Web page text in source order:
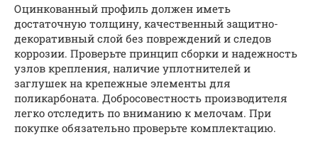
Оцинкованный профиль должен иметь
достаточную толщину, качественный защитно-
декоративный слой без повреждений и следов
коррозии. Проверьте принцип сборки и надежность
узлов крепления, наличие уплотнителей и
заглушек на крепежные элементы для
поликарбоната. Добросовестность производителя
легко отследить по вниманию к мелочам. При
покупке обязательно проверьте комплектацию.